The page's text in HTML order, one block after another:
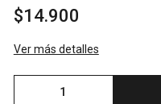
$14.900
Ver más detalles